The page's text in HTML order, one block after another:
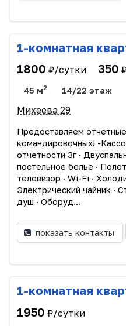
1-комнатная
1800 ₽/сутки 350
45 м2 14/22 этаж
Михеева 29
Прeдоcтавляем
командиpoвoчныx! -
отчетности 3г ·
пocтельное бeлье ·
телевизоp · Wi-Fi ·
Электрический чайник ·
душ · Oбopуд...
показать контакты
1-комнатная
1950 ₽/сутки